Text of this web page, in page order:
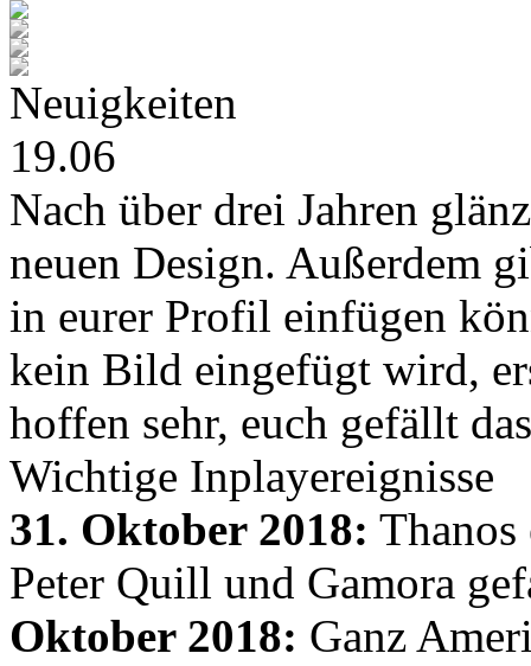
Neuigkeiten
19.06
Nach über drei Jahren
neuen Design. Außerdem
in eurer Profil einfügen
kein Bild eingefügt wird,
hoffen sehr, euch gefällt
Wichtige Inplayereignisse
31. Oktober 2018:
Peter Quill und Gamora
Oktober 2018: Ganz